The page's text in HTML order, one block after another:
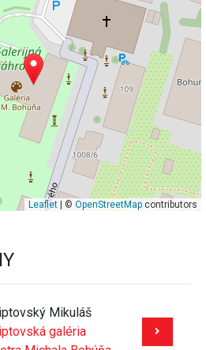
Leaflet| © OpenStreetMapcontributors
Mikuláš
galéria